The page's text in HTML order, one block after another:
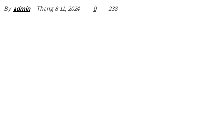
By admin Tháng 8 11, 2024 0 238